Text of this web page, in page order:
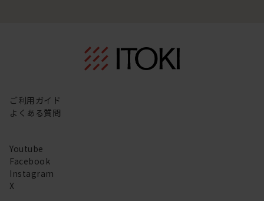
ご利用ガイド
よくある質問
Youtube
Facebook
Instagram
X